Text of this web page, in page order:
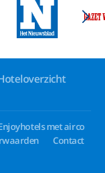
met airco
Contact